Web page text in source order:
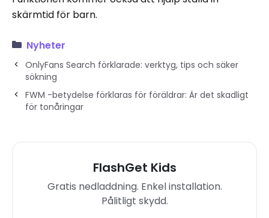
skärmtid för barn.
Nyheter
OnlyFans Search förklarade: verktyg, tips och säker
sökning
FWM -betydelse förklaras för föräldrar: Är det skadligt
för tonåringar
FlashGet Kids
Gratis nedladdning. Enkel installation.
Pålitligt skydd.